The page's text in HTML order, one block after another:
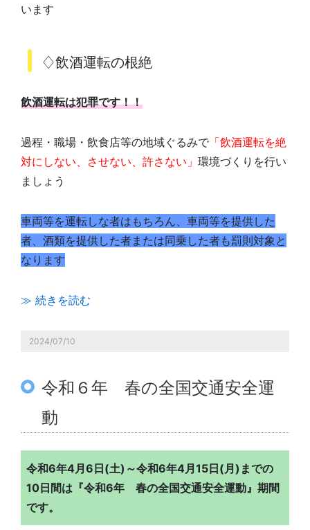
います
♢飲酒運転の根絶
飲酒運転は犯罪です！！
過程・職場・飲食店等の地域ぐるみで 「飲酒運転を絶
対にしない、させない、許さない」 環境づくりを行い
ましょう
車両等を運転しな者はもちろん、車両等を提供した
者、酒類を提供した者または同乗した者も罰則対象と
なります
≫ 続きを読む
2024/07/10
令和６年 春の全国交通安全運
動
令和6年4月6日(土)～令和6年4月15日(月)までの
10日間は『令和6年 春の全国交通安全運動』期間
です。